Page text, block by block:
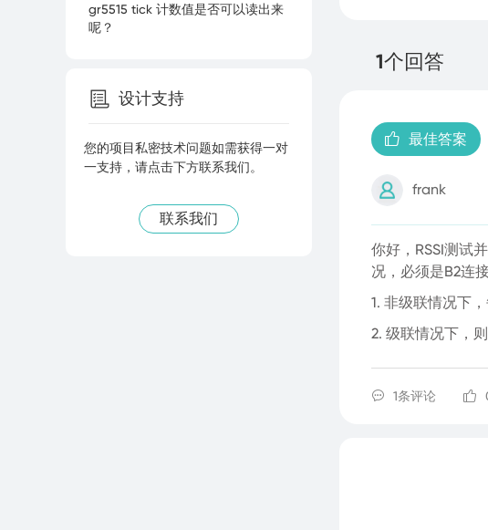
gr5515 tick 计数值是否可以读出来
呢？
设计支持
您的项目私密技术问题如需获得一对
一支持，请点击下方联系我们。
联系我们
1个回答
最佳答案
frank
你好，RSSI测试
况，必须是B2连接
1. 非级联情况下
2. 级联情况下，
1条评论